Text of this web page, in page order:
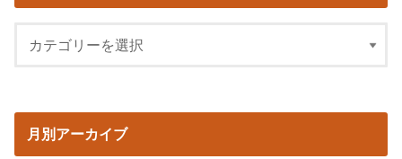
月別アーカイブ